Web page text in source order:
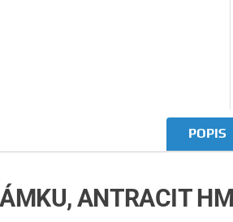
POPIS
ANTRACIT